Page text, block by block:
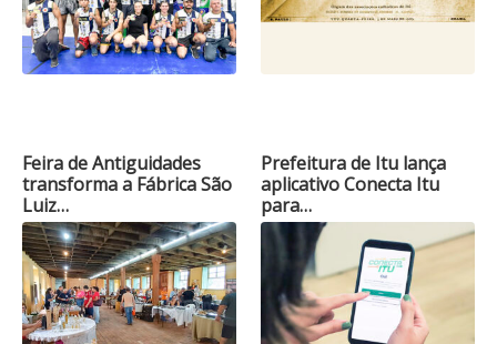
Feira de Antiguidades
transforma a Fábrica São
Luiz…
Prefeitura de Itu lança
aplicativo Conecta Itu
para…